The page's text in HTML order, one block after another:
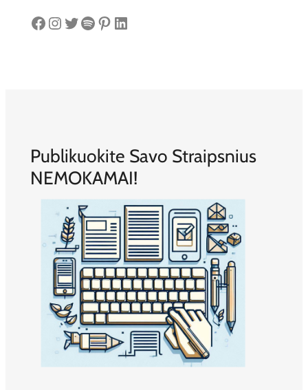
Facebook Instagram Twitter Spotify Pinterest LinkedIn
Publikuokite Savo Straipsnius
NEMOKAMAI!